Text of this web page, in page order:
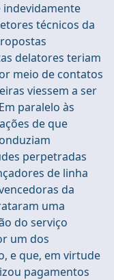
técnicos da
delatores teriam
meio de contatos
viessem a ser
paralelo às
de que
perpetradas
de linha
da
uma
do serviço
um dos
e que, em virtude
pagamentos